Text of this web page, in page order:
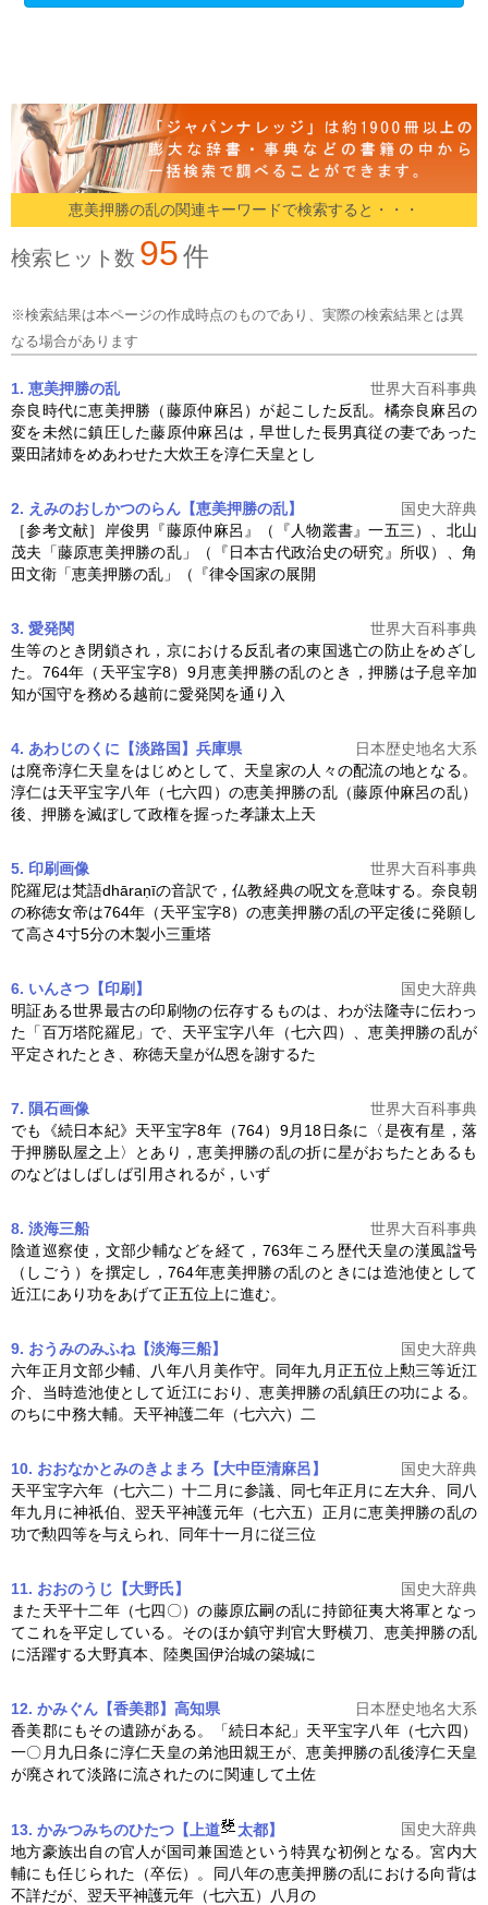
恵美押勝の乱の関連キーワードで検索すると・・・
検索ヒット数 95件
※検索結果は本ページの作成時点のものであり、実際の検索結果とは異
なる場合があります
1. 恵美押勝の乱
世界大百科事典
奈良時代に恵美押勝（藤原仲麻呂）が起こした反乱。橘奈良麻呂の
変を未然に鎮圧した藤原仲麻呂は，早世した長男真従の妻であった
粟田諸姉をめあわせた大炊王を淳仁天皇とし
2. えみのおしかつのらん【恵美押勝の乱】
国史大辞典
［参考文献］岸俊男『藤原仲麻呂』（『人物叢書』一五三）、北山
茂夫「藤原恵美押勝の乱 」（『日本古代政治史の研究』所収）、角
田文衛「恵美押勝の乱 」（『律令国家の展開
3. 愛発関
世界大百科事典
生等のとき閉鎖され，京における反乱者の東国逃亡の防止をめざし
た。764年（天平宝字8）9月恵美押勝の乱のとき，押勝は子息辛加
知が国守を務める越前に愛発関を通り入
4. あわじのくに【淡路国】兵庫県
日本歴史地名大系
は廃帝淳仁天皇をはじめとして、天皇家の人々の配流の地となる。
淳仁は天平宝字八年（七六四）の恵美押勝の乱（藤原仲麻呂の乱）
後、押勝を滅ぼして政権を握った孝謙太上天
5. 印刷画像
世界大百科事典
陀羅尼は梵語dhāraṇīの音訳で，仏教経典の呪文を意味する。奈良朝
の称徳女帝は764年（天平宝字8）の恵美押勝の乱の平定後に発願し
て高さ4寸5分の木製小三重塔
6. いんさつ【印刷】
国史大辞典
明証ある世界最古の印刷物の伝存するものは、わが法隆寺に伝わっ
た「百万塔陀羅尼」で、天平宝字八年（七六四）、恵美押勝の乱が
平定されたとき、称徳天皇が仏恩を謝するた
7. 隕石画像
世界大百科事典
でも《続日本紀》天平宝字8年（764）9月18日条に〈是夜有星，落
于押勝臥屋之上〉とあり，恵美押勝の乱の折に星がおちたとあるも
のなどはしばしば引用されるが，いず
8. 淡海三船
世界大百科事典
陰道巡察使，文部少輔などを経て，763年ころ歴代天皇の漢風諡号
（しごう）を撰定し，764年恵美押勝の乱のときには造池使として
近江にあり功をあげて正五位上に進む。
9. おうみのみふね【淡海三船】
国史大辞典
六年正月文部少輔、八年八月美作守。同年九月正五位上勲三等近江
介、当時造池使として近江におり、恵美押勝の乱鎮圧の功による。
のちに中務大輔。天平神護二年（七六六）二
10. おおなかとみのきよまろ【大中臣清麻呂】
国史大辞典
天平宝字六年（七六二）十二月に参議、同七年正月に左大弁、同八
年九月に神祇伯、翌天平神護元年（七六五）正月に恵美押勝の乱の
功で勲四等を与えられ、同年十一月に従三位
11. おおのうじ【大野氏】
国史大辞典
また天平十二年（七四〇）の藤原広嗣の乱に持節征夷大将軍となっ
てこれを平定している。そのほか鎮守判官大野横刀、 恵美押勝の乱
に活躍する大野真本、陸奥国伊治城の築城に
12. かみぐん【香美郡】高知県
日本歴史地名大系
香美郡にもその遺跡がある。「続日本紀」天平宝字八年（七六四）
一〇月九日条に淳仁天皇の弟池田親王が、恵美押勝の乱後淳仁天皇
が廃されて淡路に流されたのに関連して土佐
13. かみつみちのひたつ【上道 太都】
国史大辞典
地方豪族出自の官人が国司兼国造という特異な初例となる。宮内大
輔にも任じられた（卒伝）。同八年の恵美押勝の乱における向背は
不詳だが、翌天平神護元年（七六五）八月の